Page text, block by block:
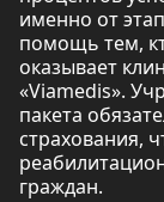
именно от
помощь тем,
оказывает
«Viamedis».
пакета
страхования,
граждан.